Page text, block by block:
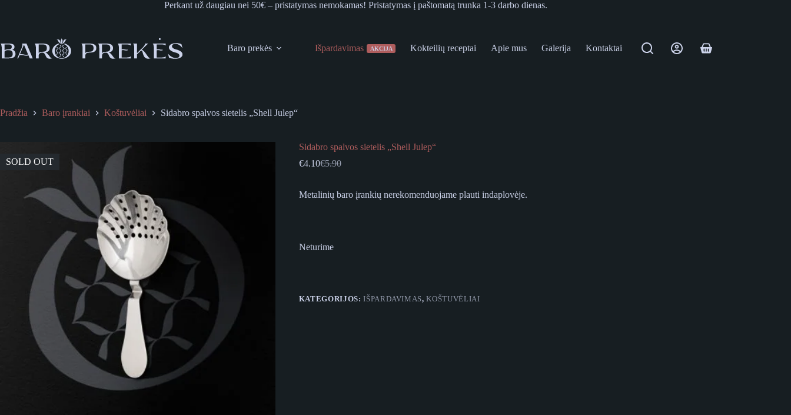
Perkant už daugiau nei 50€ – pristatymas nemokamas! Pristatymas į paštomatą trunka 1-3 darbo dienas.
Baro prekės Išpardavimas AKCIJA Kokteilių receptai Apie mus Galerija Kontaktai
Shopping
Pradžia Baro įrankiai Koštuvėliai Sidabro spalvos sietelis „Shell Julep“
SOLD OUT
Sidabro spalvos sietelis „Shell Julep“
€5.90
Original
was:
€5.90.
€4.10Current
is:
€4.10.
Metalinių baro įrankių nerekomenduojame plauti indaplovėje.
Neturime
KATEGORIJOS:IŠPARDAVIMAS,KOŠTUVĖLIAI